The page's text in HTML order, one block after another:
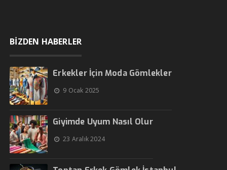
BİZDEN HABERLER
Erkekler İçin Moda Gömlekler
9 Ocak 2025
Giyimde Uyum Nasıl Olur
23 Aralık 2024